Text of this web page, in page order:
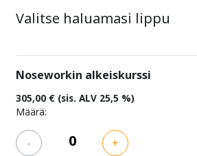
Valitse haluamasi lippu
Noseworkin alkeiskurssi
305,00 € (sis. ALV 25,5 %)
Määrä:
- +